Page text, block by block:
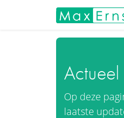
Actueel
Op deze
laatste